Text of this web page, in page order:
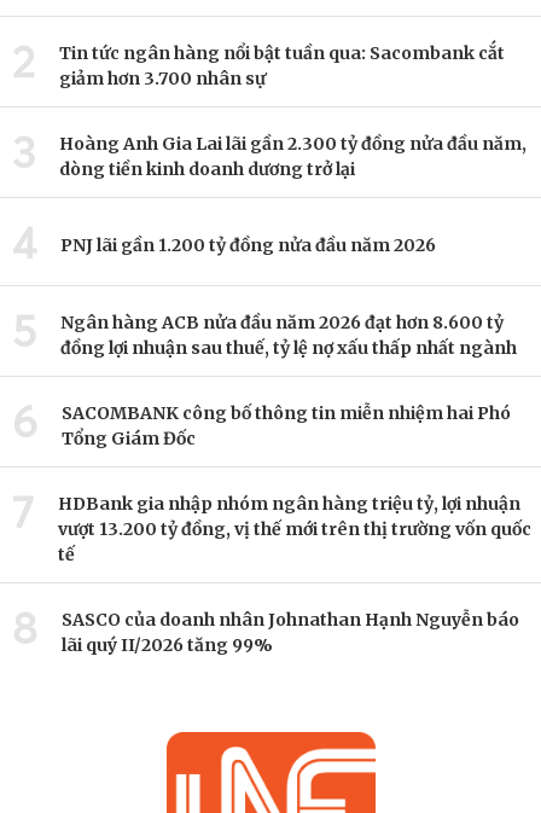
2
Tin tức ngân hàng nổi bật tuần qua: Sacombank cắt
giảm hơn 3.700 nhân sự
3
Hoàng Anh Gia Lai lãi gần 2.300 tỷ đồng nửa đầu năm,
dòng tiền kinh doanh dương trở lại
4 PNJ lãi gần 1.200 tỷ đồng nửa đầu năm 2026
5
Ngân hàng ACB nửa đầu năm 2026 đạt hơn 8.600 tỷ
đồng lợi nhuận sau thuế, tỷ lệ nợ xấu thấp nhất ngành
6
SACOMBANK công bố thông tin miễn nhiệm hai Phó
Tổng Giám Đốc
7
HDBank gia nhập nhóm ngân hàng triệu tỷ, lợi nhuận
vượt 13.200 tỷ đồng, vị thế mới trên thị trường vốn quốc
tế
8
SASCO của doanh nhân Johnathan Hạnh Nguyễn báo
lãi quý II/2026 tăng 99%